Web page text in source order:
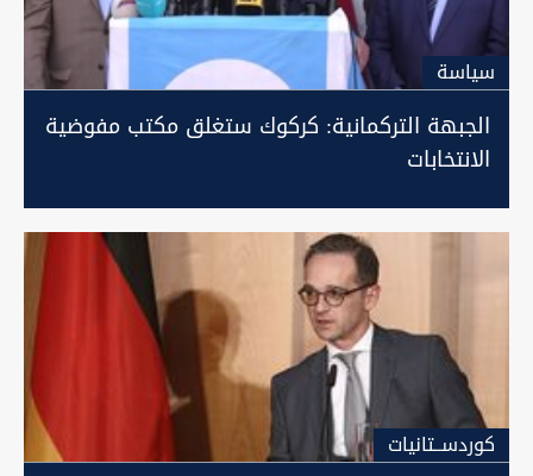
سیاسة
الجبهة التركمانية: كركوك ستغلق مكتب مفوضية
الانتخابات
كوردســتانيات